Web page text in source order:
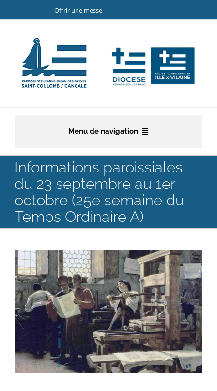
au
Offrir une messe
Menu de navigation
Accueil
La paroisse
Etapes de la vie chrétienne
Servir et aimer
Adultes, jeunes et famille
Actualités
Contact
Informations paroissiales
du 23 septembre au 1er
octobre (25e semaine du
Temps Ordinaire A)
Voir
l'image
agrandie